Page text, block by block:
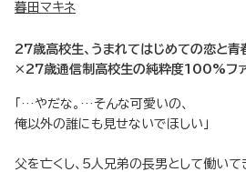
暮田マキネ
27歳高校生、うまれてはじめての恋と青
×27歳通信制高校生の純粋度100%ファ
「…やだな。…そんな可愛いの、
俺以外の誰にも見せないでほしい」
父を亡くし、5人兄弟の長男として働いて